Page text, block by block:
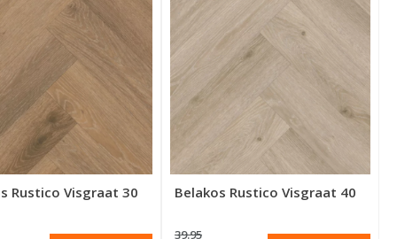
Rustico Visgraat 30 Belakos Rustico Visgraat 40
39.95